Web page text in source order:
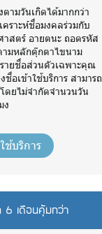
ามวันเกิดได้มากกว่า
ราะห์ชื่อมงคลร่วมกับ
สตร์ อายตนะ ถอดรหัส
ามหลักตุ๊กตาไขนาม
ยชื่อส่วนตัวเฉพาะคุณ
ชื่อเข้าใช้บริการ สามารถ
ดยไม่จำกัดจำนวนวัน
ง
ช้บริการ
6 เดือนคุ้มกว่า